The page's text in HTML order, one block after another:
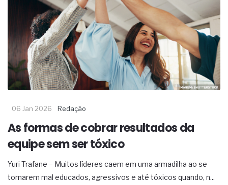
06 Jan 2026 Redação
As formas de cobrar resultados da
equipe sem ser tóxico
Yuri Trafane – Muitos líderes caem em uma armadilha ao se
tornarem mal educados, agressivos e até tóxicos quando, n...